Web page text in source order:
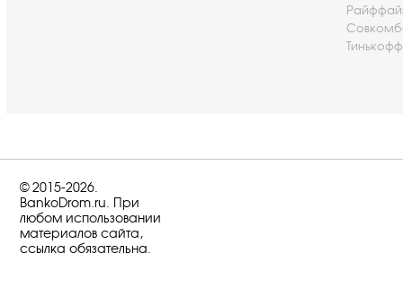
© 2015-2026.
BankoDrom.ru. При
любом использовании
материалов сайта,
ссылка обязательна.